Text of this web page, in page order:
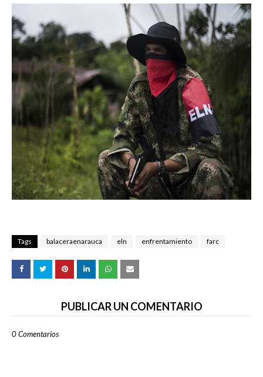
Tags balaceraenarauca eln enfrentamiento farc
PUBLICAR UN COMENTARIO
0 Comentarios